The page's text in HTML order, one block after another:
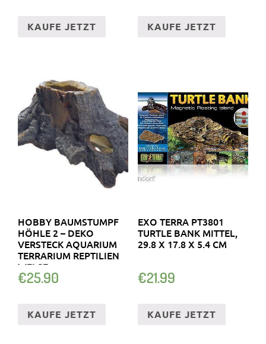
KAUFE JETZT KAUFE JETZT
HOBBY BAUMSTUMPF
HÖHLE 2 – DEKO
VERSTECK AQUARIUM
TERRARIUM REPTILIEN
WELSE
€25.90
KAUFE JETZT
EXO TERRA PT3801
TURTLE BANK MITTEL,
29.8 X 17.8 X 5.4 CM
€21.99
KAUFE JETZT